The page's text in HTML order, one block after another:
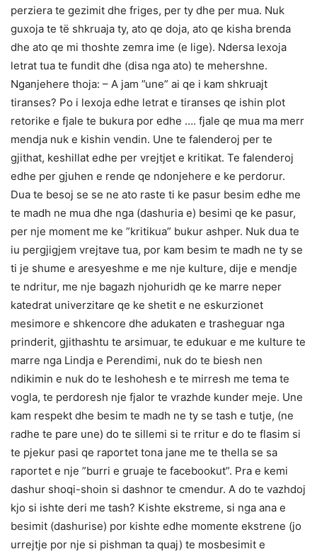
perziera te gezimit dhe friges, per ty dhe per mua. Nuk
guxoja te të shkruaja ty, ato qe doja, ato qe kisha brenda
dhe ato qe mi thoshte zemra ime (e lige). Ndersa lexoja
letrat tua te fundit dhe (disa nga ato) te mehershne.
Nganjehere thoja: – A jam ”une” ai qe i kam shkruajt
tiranses? Po i lexoja edhe letrat e tiranses qe ishin plot
retorike e fjale te bukura por edhe …. fjale qe mua ma merr
mendja nuk e kishin vendin. Une te falenderoj per te
gjithat, keshillat edhe per vrejtjet e kritikat. Te falenderoj
edhe per gjuhen e rende qe ndonjehere e ke perdorur.
Dua te besoj se se ne ato raste ti ke pasur besim edhe me
te madh ne mua dhe nga (dashuria e) besimi qe ke pasur,
per nje moment me ke ”kritikua” bukur ashper. Nuk dua te
iu pergjigjem vrejtave tua, por kam besim te madh ne ty se
ti je shume e aresyeshme e me nje kulture, dije e mendje
te ndritur, me nje bagazh njohuridh qe ke marre neper
katedrat univerzitare qe ke shetit e ne eskurzionet
mesimore e shkencore dhe adukaten e trasheguar nga
prinderit, gjithashtu te arsimuar, te edukuar e me kulture te
marre nga Lindja e Perendimi, nuk do te biesh nen
ndikimin e nuk do te leshohesh e te mirresh me tema te
vogla, te perdoresh nje fjalor te vrazhde kunder meje. Une
kam respekt dhe besim te madh ne ty se tash e tutje, (ne
radhe te pare une) do te sillemi si te rritur e do te flasim si
te pjekur pasi qe raportet tona jane me te thella se sa
raportet e nje ”burri e gruaje te facebookut”. Pra e kemi
dashur shoqi-shoin si dashnor te cmendur. A do te vazhdoj
kjo si ishte deri me tash? Kishte ekstreme, si nga ana e
besimit (dashurise) por kishte edhe momente ekstrene (jo
urrejtje por nje si pishman ta quaj) te mosbesimit e